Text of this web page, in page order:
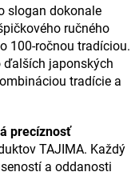
slogan dokonale
ručného
100-ročnou tradíciou.
ďalších japonských
tradície a
precíznosť
TAJIMA. Každý
a oddanosti